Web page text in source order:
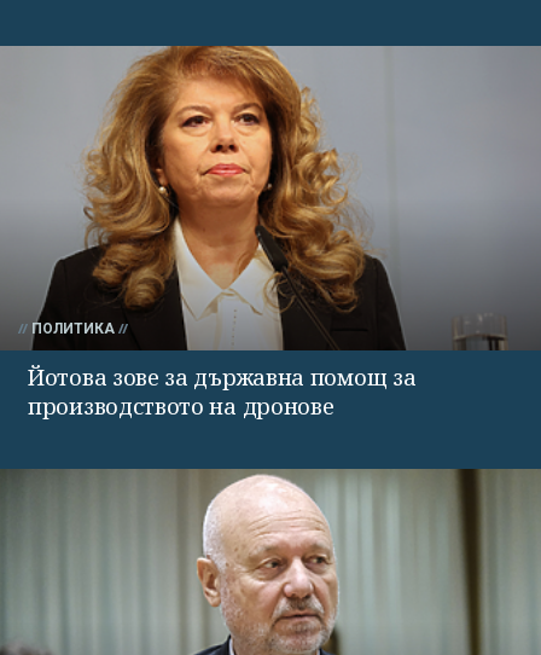
ПОЛИТИКА
Йотова зове за държавна помощ за
производството на дронове